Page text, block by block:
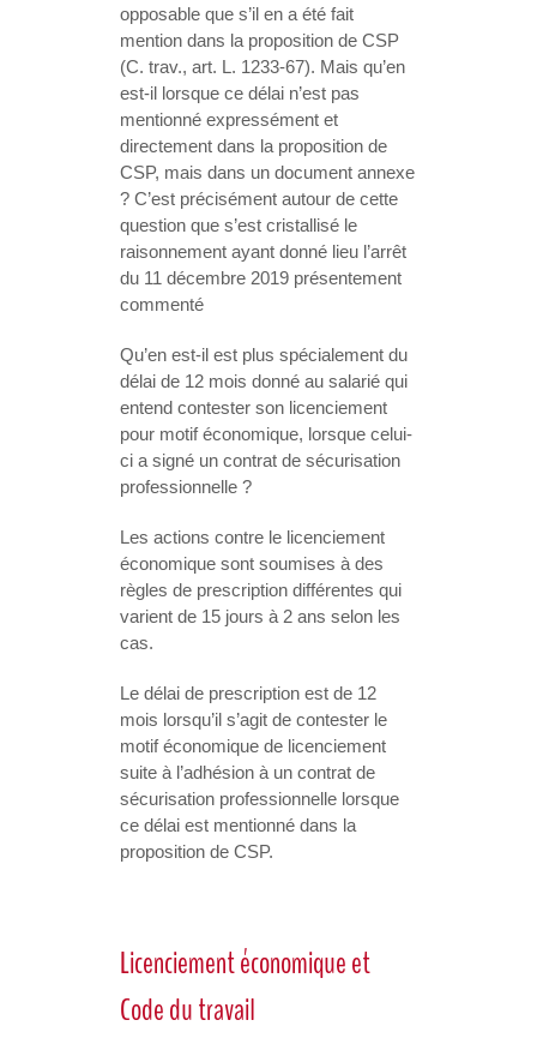
opposable que s’il en a été fait
mention dans la proposition de CSP
(C. trav., art. L. 1233-67). Mais qu’en
est-il lorsque ce délai n’est pas
mentionné expressément et
directement dans la proposition de
CSP, mais dans un document annexe
? C’est précisément autour de cette
question que s’est cristallisé le
raisonnement ayant donné lieu l’arrêt
du 11 décembre 2019 présentement
commenté
Qu’en est-il est plus spécialement du
délai de 12 mois donné au salarié qui
entend contester son licenciement
pour motif économique, lorsque celui-
ci a signé un contrat de sécurisation
professionnelle ?
Les actions contre le licenciement
économique sont soumises à des
règles de prescription différentes qui
varient de 15 jours à 2 ans selon les
cas.
Le délai de prescription est de 12
mois lorsqu’il s’agit de contester le
motif économique de licenciement
suite à l’adhésion à un contrat de
sécurisation professionnelle lorsque
ce délai est mentionné dans la
proposition de CSP.
Licenciement économique et
Code du travail